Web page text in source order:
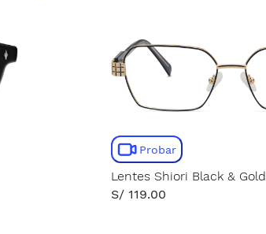
Probar
Lentes Shiori Black & Gold
S/ 119.00